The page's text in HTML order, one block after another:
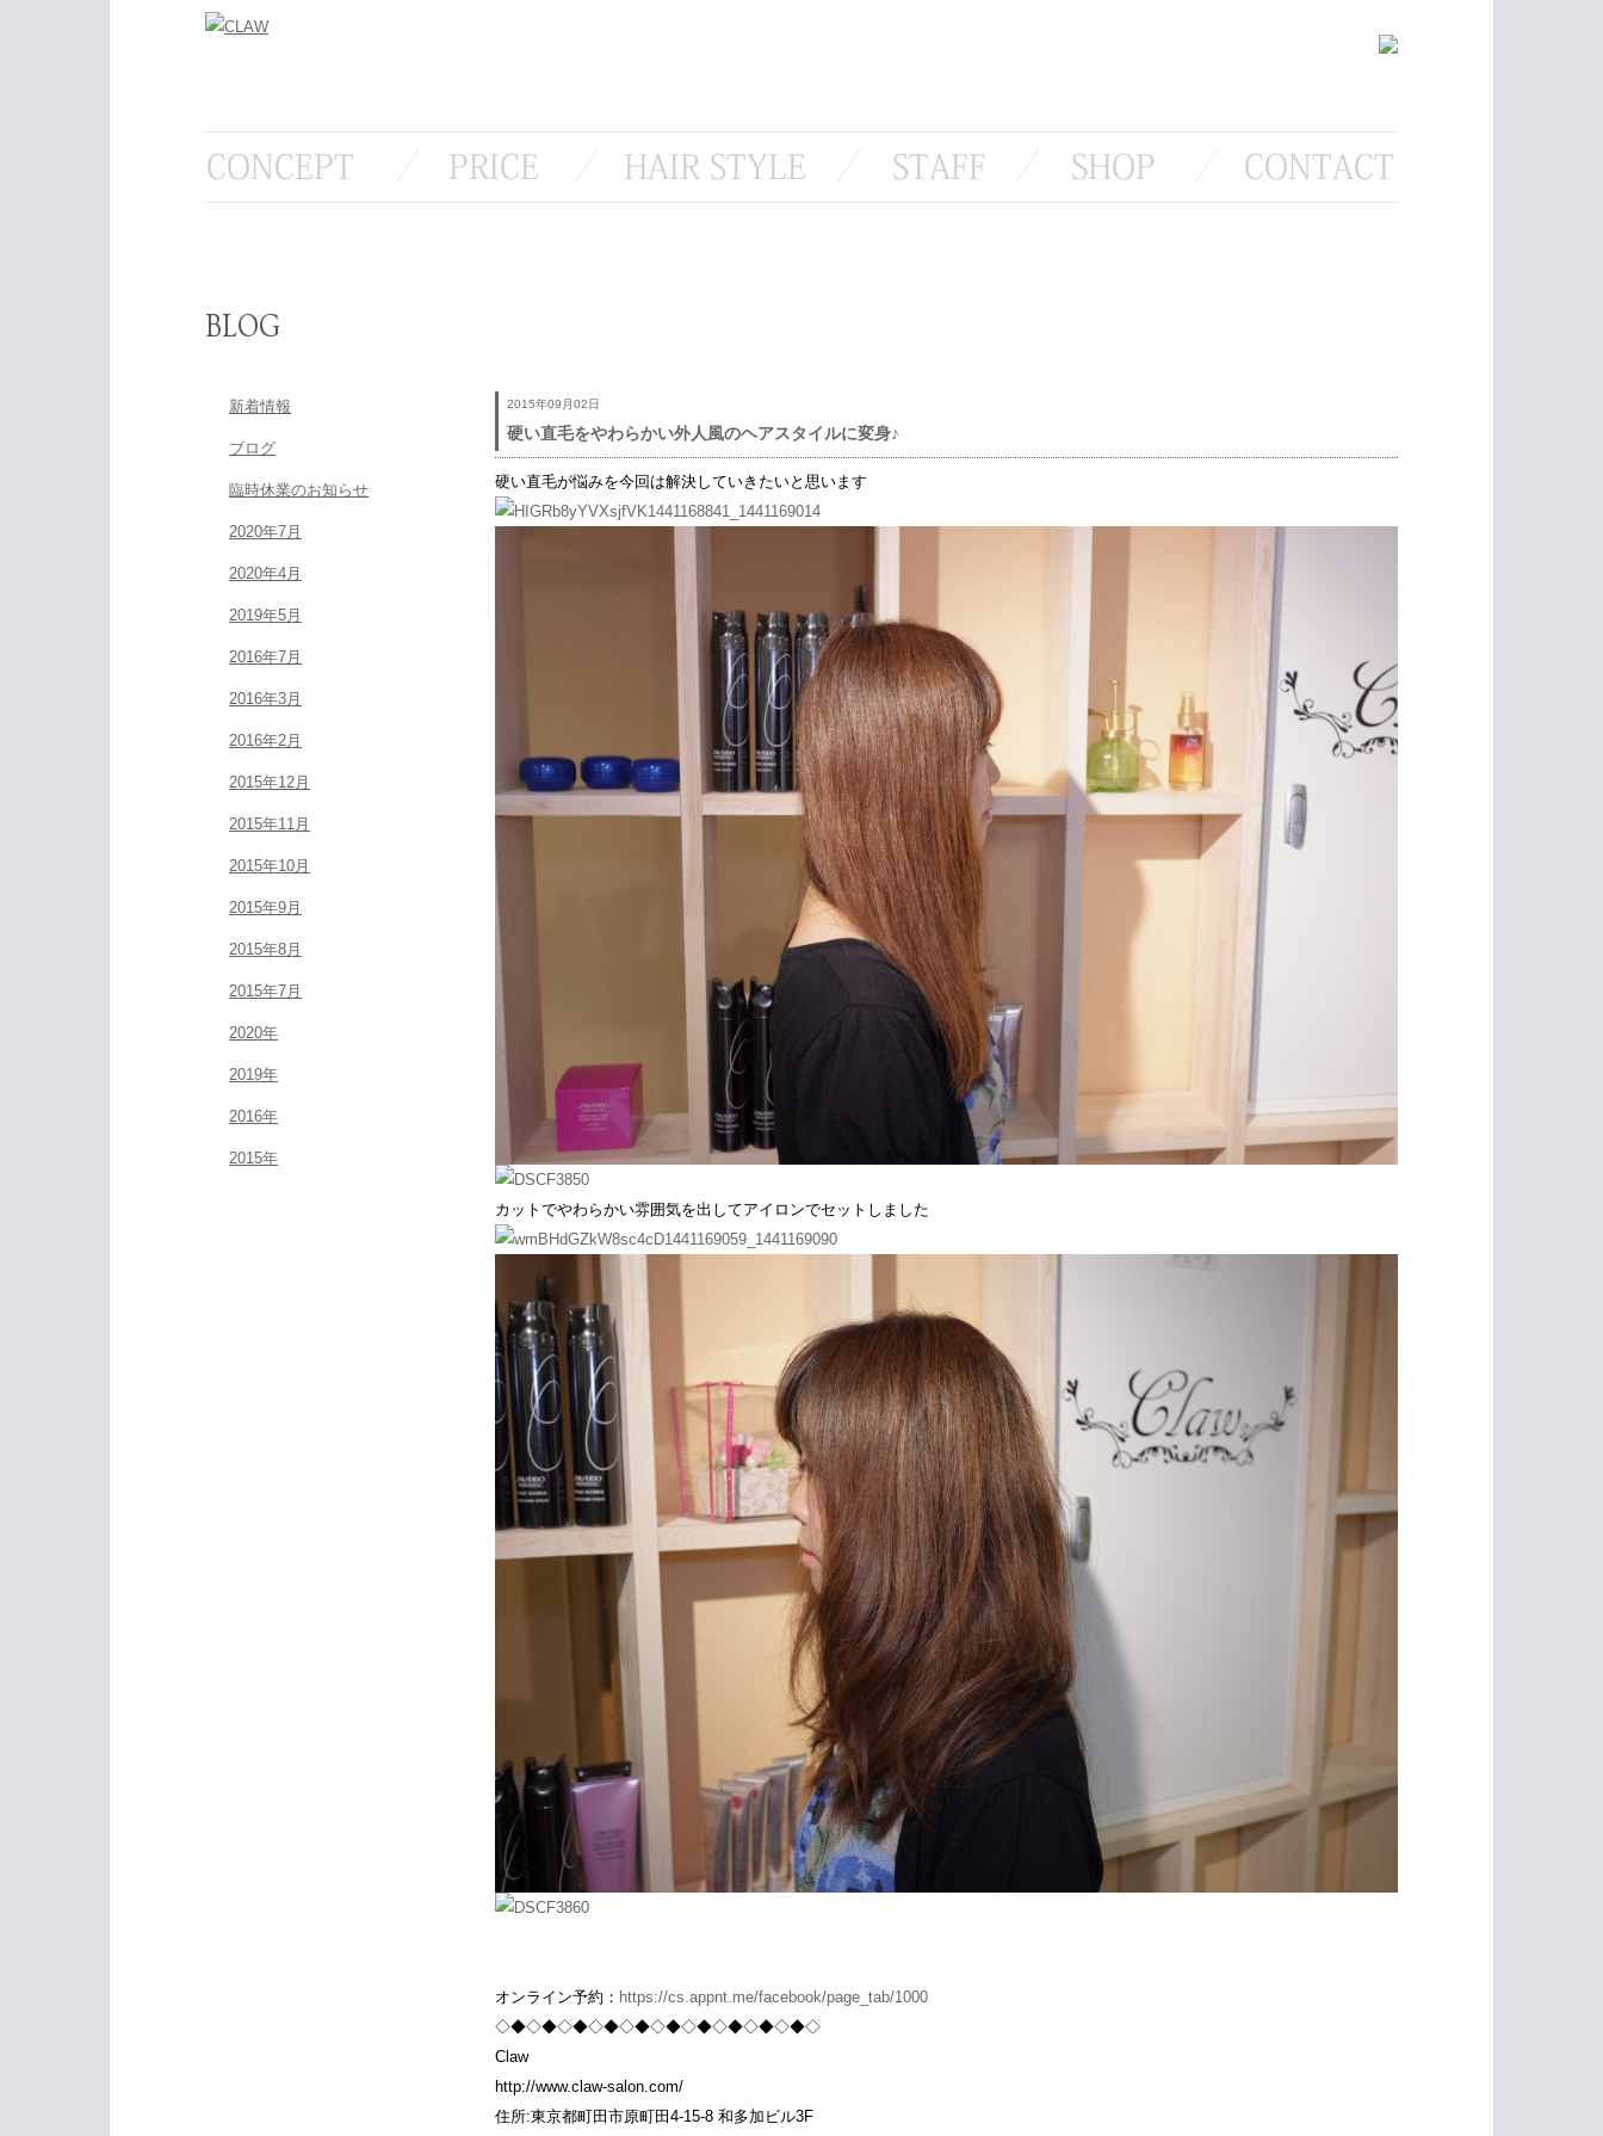
BLOG
新着情報
ブログ
臨時休業のお知らせ
2020年7月
2020年4月
2019年5月
2016年7月
2016年3月
2016年2月
2015年12月
2015年11月
2015年10月
2015年9月
2015年8月
2015年7月
2020年
2019年
2016年
2015年
2015年09月02日
硬い直毛をやわらかい外人風のヘアスタイルに変身♪
硬い直毛が悩みを今回は解決していきたいと思います
カットでやわらかい雰囲気を出してアイロンでセットしました
オンライン予約： https://cs.appnt.me/facebook/page_tab/1000
◇◆◇◆◇◆◇◆◇◆◇◆◇◆◇◆◇◆◇◆◇
Claw
http://www.claw-salon.com/
住所:東京都町田市原町田4-15-8 和多加ビル3F